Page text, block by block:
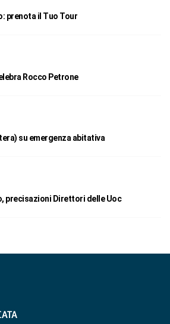
prenota il Tuo Tour
Rocco Petrone
su emergenza abitativa
precisazioni Direttori delle Uoc